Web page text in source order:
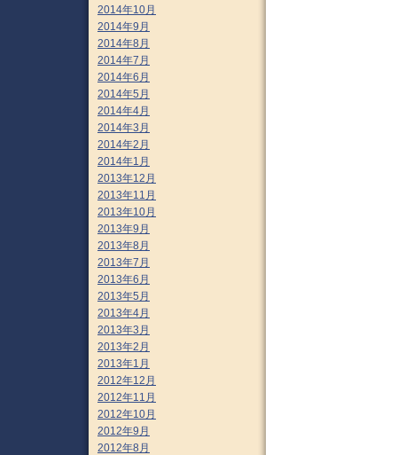
2014年10月
2014年9月
2014年8月
2014年7月
2014年6月
2014年5月
2014年4月
2014年3月
2014年2月
2014年1月
2013年12月
2013年11月
2013年10月
2013年9月
2013年8月
2013年7月
2013年6月
2013年5月
2013年4月
2013年3月
2013年2月
2013年1月
2012年12月
2012年11月
2012年10月
2012年9月
2012年8月